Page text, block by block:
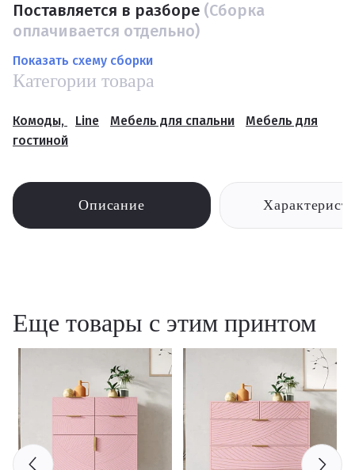
Поставляется в разборе (Сборка
оплачивается отдельно)
Показать схему сборки
Категории товара
Комоды, Line Мебель для спальни
Мебель для
гостиной
Описание
Еще товары с этим принтом